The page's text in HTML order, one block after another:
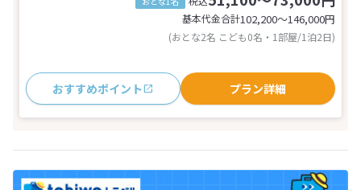
基本代金合計102,200〜146,000円
(おとな2名 こども0名・1部屋/1泊2日)
おすすめポイント プラン詳細